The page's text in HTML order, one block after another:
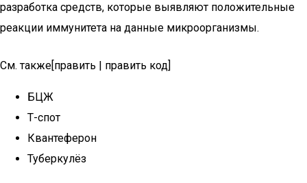
разработка средств, которые выявляют положительные
реакции иммунитета на данные микроорганизмы.
См. также[править | править код]
БЦЖ
Т-спот
Квантеферон
Туберкулёз